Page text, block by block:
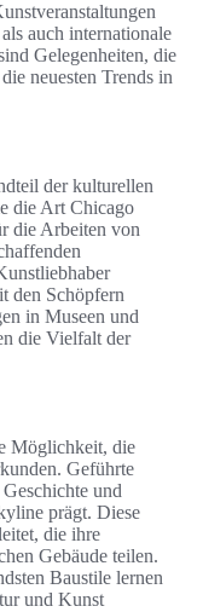
auch internationale
Gelegenheiten, die
neuesten Trends in
der kulturellen
die Art Chicago
die Arbeiten von
den Schöpfern
in Museen und
die Vielfalt der
Möglichkeit, die
Geführte
und
prägt. Diese
die ihre
Gebäude teilen.
Baustile lernen
und Kunst